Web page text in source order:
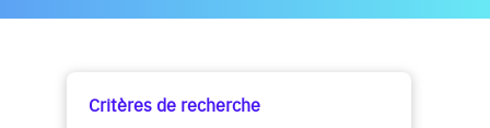
Critères de recherche